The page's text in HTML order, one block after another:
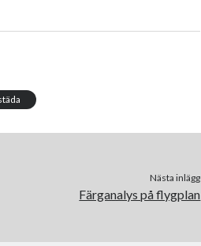
Nästa inlägg
Färganalys på flygplan